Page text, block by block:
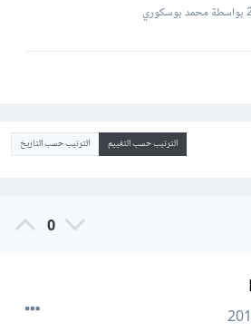
بواسطة محمد بوسكوري
الترتيب حسب التقييم الترتيب حسب التاريخ
0